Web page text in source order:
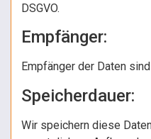
DSGVO.
Empfänger:
Empfänger der Daten
Speicherdauer:
Wir speichern diese